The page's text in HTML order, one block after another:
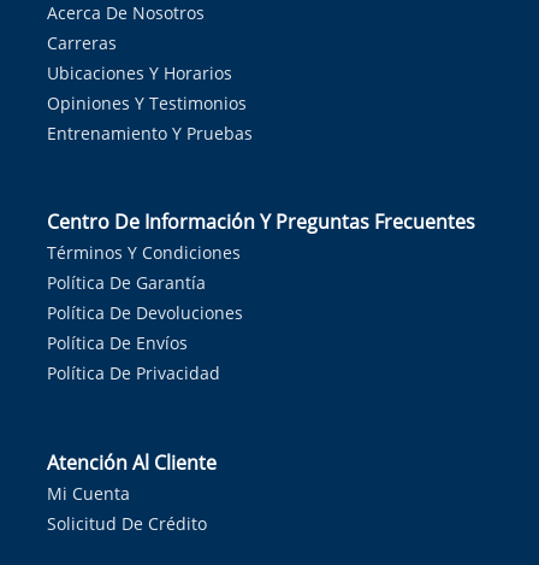
Acerca De Nosotros
Carreras
Ubicaciones Y Horarios
Opiniones Y Testimonios
Entrenamiento Y Pruebas
Centro De Información Y Preguntas Frecuentes
Términos Y Condiciones
Política De Garantía
Política De Devoluciones
Política De Envíos
Política De Privacidad
Atención Al Cliente
Mi Cuenta
Solicitud De Crédito